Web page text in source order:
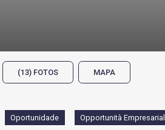
(13) FOTOS MAPA
Oportunidade Opportunità Empresarial